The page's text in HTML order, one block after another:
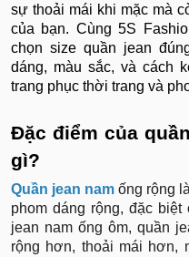
sự thoải mái khi mặc mà
của bạn. Cùng 5S
chọn size quần jean
dáng, màu sắc, và cách
trang phục thời trang và
Đặc điểm của
gì?
Quần jean nam ống rộng
phom dáng rộng, đặc
jean nam ống ôm, quần
rộng hơn, thoải mái hơn,